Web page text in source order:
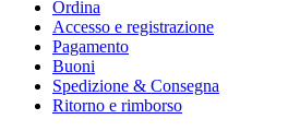
Ordina
Accesso e registrazione
Pagamento
Buoni
Spedizione & Consegna
Ritorno e rimborso